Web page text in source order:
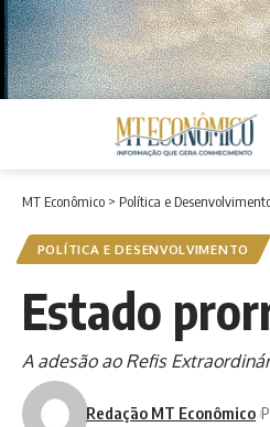
MT Econômico > Política e
POLÍTICA E DESENVOLVIMENTO
Estado
A adesão ao Refis
Redação MT Econômico